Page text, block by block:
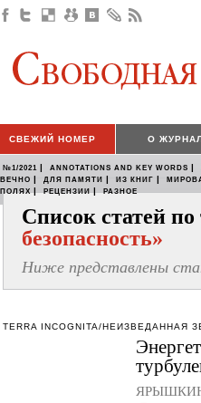
СВЕЖИЙ НОМЕР О
№1/2021 | ANNOTATIONS AND KEY WORDS |
ВЕЧНО | ДЛЯ ПАМЯТИ | ИЗ КНИГ |
ПОЛЯХ | РЕЦЕНЗИИ | РАЗНОЕ
Список статей по
безопасность»
Ниже представлены
TERRA INCOGNITA/НЕИЗВЕДАННАЯ
ЯРЫШКИН